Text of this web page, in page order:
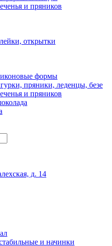
и пряников
открытки
формы
пряники, леденцы, безе
и пряников
д. 14
и начинки